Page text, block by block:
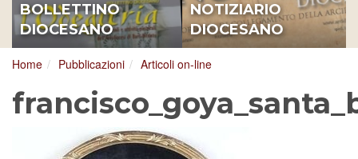
BOLLETTINO
DIOCESANO
NOTIZIARIO
DIOCESANO
Home Pubblicazioni Articoli on-line